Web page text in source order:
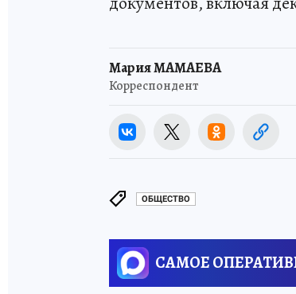
Мария МАМАЕВА
Корреспондент
ОБЩЕСТВО
САМОЕ